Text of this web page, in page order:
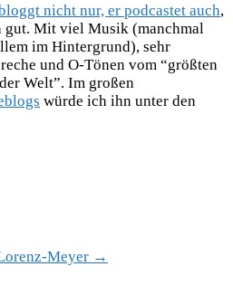
nicht nur, er podcastet auch,
gut. Mit viel Musik (manchmal
im Hintergrund), sehr
und O-Tönen vom “größten
Welt”. Im großen
würde ich ihn unter den
Meyer →